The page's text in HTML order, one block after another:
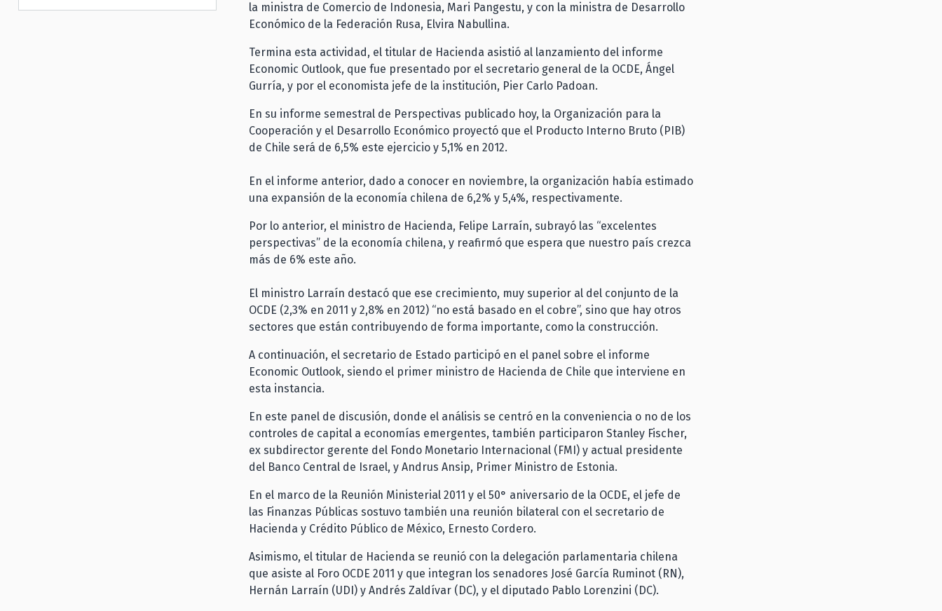
la ministra de Comercio de Indonesia, Mari Pangestu, y con la ministra de Desarrollo
Económico de la Federación Rusa, Elvira Nabullina.
Termina esta actividad, el titular de Hacienda asistió al lanzamiento del informe
Economic Outlook, que fue presentado por el secretario general de la OCDE, Ángel
Gurría, y por el economista jefe de la institución, Pier Carlo Padoan.
En su informe semestral de Perspectivas publicado hoy, la Organización para la
Cooperación y el Desarrollo Económico proyectó que el Producto Interno Bruto (PIB)
de Chile será de 6,5% este ejercicio y 5,1% en 2012.
En el informe anterior, dado a conocer en noviembre, la organización había estimado
una expansión de la economía chilena de 6,2% y 5,4%, respectivamente.
Por lo anterior, el ministro de Hacienda, Felipe Larraín, subrayó las “excelentes
perspectivas” de la economía chilena, y reafirmó que espera que nuestro país crezca
más de 6% este año.
El ministro Larraín destacó que ese crecimiento, muy superior al del conjunto de la
OCDE (2,3% en 2011 y 2,8% en 2012) “no está basado en el cobre”, sino que hay otros
sectores que están contribuyendo de forma importante, como la construcción.
A continuación, el secretario de Estado participó en el panel sobre el informe
Economic Outlook, siendo el primer ministro de Hacienda de Chile que interviene en
esta instancia.
En este panel de discusión, donde el análisis se centró en la conveniencia o no de los
controles de capital a economías emergentes, también participaron Stanley Fischer,
ex subdirector gerente del Fondo Monetario Internacional (FMI) y actual presidente
del Banco Central de Israel, y Andrus Ansip, Primer Ministro de Estonia.
En el marco de la Reunión Ministerial 2011 y el 50° aniversario de la OCDE, el jefe de
las Finanzas Públicas sostuvo también una reunión bilateral con el secretario de
Hacienda y Crédito Público de México, Ernesto Cordero.
Asimismo, el titular de Hacienda se reunió con la delegación parlamentaria chilena
que asiste al Foro OCDE 2011 y que integran los senadores José García Ruminot (RN),
Hernán Larraín (UDI) y Andrés Zaldívar (DC), y el diputado Pablo Lorenzini (DC).